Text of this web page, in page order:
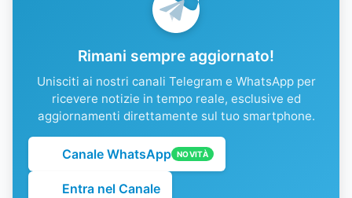
Rimani sempre aggiornato!
Unisciti ai nostri canali Telegram e WhatsApp per
ricevere notizie in tempo reale, esclusive ed
aggiornamenti direttamente sul tuo smartphone.
Canale WhatsApp NOVITÀ
Entra nel Canale